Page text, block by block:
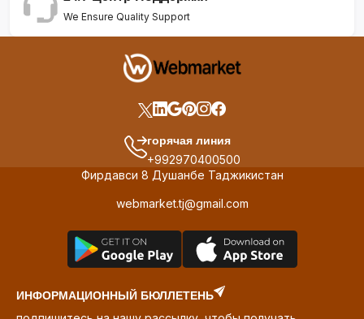
We Ensure Quality Support
горячая линия
+992970400500
Фирдавси 8 Душанбе Таджикистан
webmarket.tj@gmail.com
ИНФОРМАЦИОННЫЙ БЮЛЛЕТЕНЬ